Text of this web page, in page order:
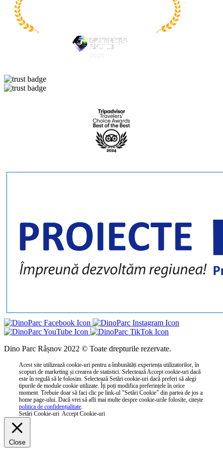
Dino Parc Râșnov 2022 © Toate drepturile rezervate.
Acest site utilizează cookie-uri pentru a îmbunătăți experiența utilizatorilor, în
scopuri de marketing și crearea de statistici. Selectează Accept cookie-uri dacă
este în regulă să le folosim. Selectează Setări cookie-uri dacă preferi să alegi
tipurile de module cookie utilizate. Îți poți modifica preferințele în orice
moment. Trebuie doar să faci clic pe link-ul "Setări Cookie" din partea de jos a
home page-ului. Dacă vrei să afli mai multe despre cookie-urile folosite, citește
politica de confidențialitate
Setări Cookie-uri Accept Cookie-uri
Close